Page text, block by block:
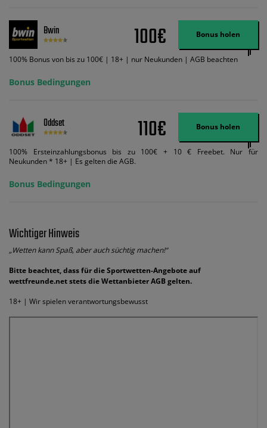
Wett-Credits aus. Es gelten die AGB, Zeitlimits und Ausnahmen. Der Bonus-
Code VIPANGEBOT kann während der Anmeldung benutzt werden, jedoch
ändert dies den Angebotsbetrag in keinster Weise.
Bwin 100€ Bonus holen
100% Bonus von bis zu 100€ | 18+ | nur Neukunden | AGB beachten
Bonus Bedingungen
Oddset 110€ Bonus holen
100% Ersteinzahlungsbonus bis zu 100€ + 10 € Freebet. Nur für
Neukunden * 18+ | Es gelten die AGB.
Bonus Bedingungen
Wichtiger Hinweis
„Wetten kann Spaß, aber auch süchtig machen!“
Bitte beachtet, dass für die Sportwetten-Angebote auf
wettfreunde.net stets die Wettanbieter AGB gelten.
18+ | Wir spielen verantwortungsbewusst